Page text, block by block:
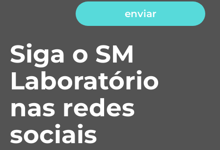
enviar
Siga o SM
Laboratório
nas redes
sociais